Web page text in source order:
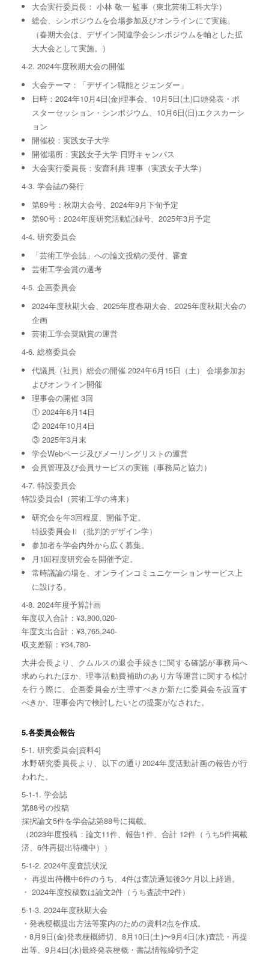
大会実⾏委員⻑： ⼩林 敬⼀ 監事（東北芸術⼯科⼤学）
総会、シンポジウムを会場参加及びオンラインにて実施。
（春期大会は、デザイン関連学会シンポジウムを軸とした拡
大大会として実施。）
4-2. 2024年度秋期大会の開催
⼤会テーマ：「デザイン職能とジェンダー」
⽇時：2024年10月4日(金)理事会、10⽉5⽇(⼟)口頭発表・ポ
スターセッション・シンポジウム、10月6日(日)エクスカーシ
ョン
開催校：実践⼥⼦⼤学
開催場所：実践⼥⼦⼤学 ⽇野キャンパス
大会実⾏委員⻑：安齋利典 理事（実践⼥⼦⼤学）
4-3. 学会誌の発行
第89号：秋期⼤会号、2024年9⽉下旬予定
第90号：2024年度研究活動記録号、2025年3⽉予定
4-4. 研究委員会
「芸術⼯学会誌」への論⽂投稿の受付、審査
芸術⼯学会賞の選考
4-5. 企画委員会
2024年度秋期⼤会、2025年度春期⼤会、2025年度秋期⼤会の
企画
芸術⼯学会奨励賞の運営
4-6. 総務委員会
代議員（社員）総会の開催 2024年6⽉15⽇（⼟） 会場参加お
よびオンライン開催
理事会の開催 3回
① 2024年6⽉14⽇
② 2024年10⽉4⽇
③ 2025年3⽉末
学会Webページ及びメーリングリストの運営
会員管理及び会員サービスの実施（事務局と協⼒）
4-7. 特設委員会
特設委員会I（芸術工学の将来）
研究会を年3回程度、開催予定。
特設委員会Ⅱ（批判的デザイン学）
参加者を学会内外から広く募集。
⽉1回程度研究会を開催予定。
常時議論の場を、オンラインコミュニケーションサービス上
に設ける。
4-8. 2024年度予算計画
年度収入合計：¥3,800,020-
年度支出合計：¥3,765,240-
収支差額：¥34,780-
大井会長より、クムルスの退会手続きに関する確認が事務局へ
求められたほか、理事活動費補助のあり方等運営に関する検討
を行う際に、企画委員会が主導すべきか新たに委員会を設置す
べきか、理事会内で検討したいとの提案がなされた。
5.各委員会報告
5-1. 研究委員会[資料4]
水野研究委員長より、以下の通り2024年度活動計画の報告が行
われた。
5-1-1. 学会誌
第88号の投稿
採択論⽂5件を学会誌第88号に掲載。
（2023年度投稿：論⽂11件、報告1件、合計 12件（うち5件掲載
済、6件再提出待機中））
5-1-2. 2024年度査読状況
・ 再提出待機中6件のうち、4件は査読通知後3ケ⽉以上経過。
・ 2024年度投稿数は論⽂2件（うち査読中2件）
5-1-3. 2024年度秋期⼤会
・発表梗概提出⽅法等案内のための資料2点を作成。
・8月9日(金)発表梗概締切、8月10日(土)〜9月4日(水)査読・再提
出等、9月4日(水)最終発表梗概・書誌情報締切予定